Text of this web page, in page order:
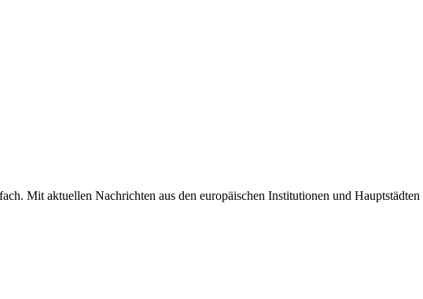
Mit aktuellen Nachrichten aus den europäischen Institutionen und